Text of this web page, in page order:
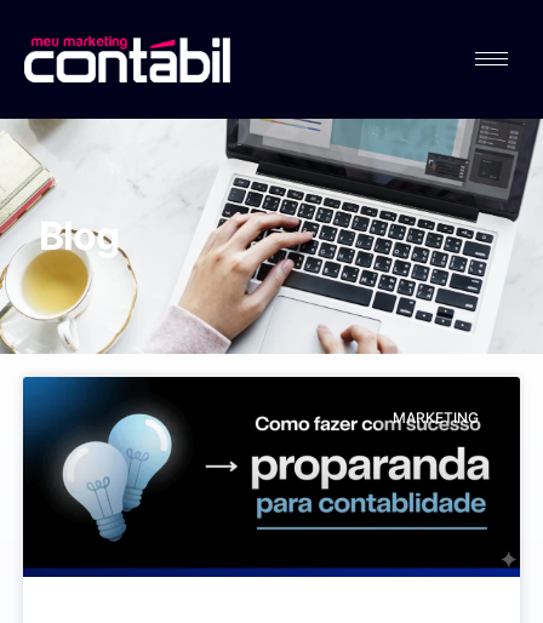
Blog
MARKETING